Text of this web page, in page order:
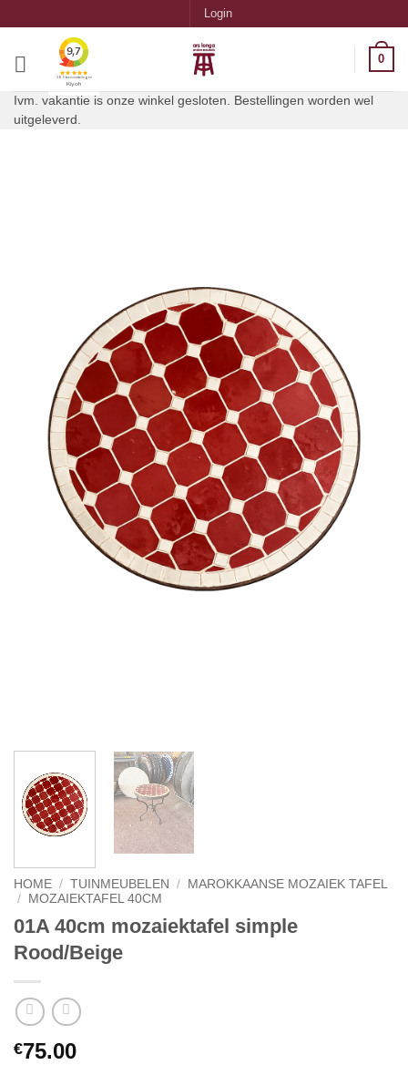
inhoud
Login
0
Ivm. vakantie is onze winkel gesloten. Bestellingen worden wel
uitgeleverd.
HOME / TUINMEUBELEN /
MAROKKAANSE MOZAIEK TAFEL
/
MOZAIEKTAFEL 40CM
01A 40cm mozaiektafel simple
Rood/Beige
€75.00